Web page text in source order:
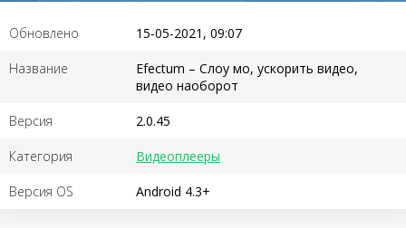
Обновлено 15-05-2021, 09:07
Название
Efectum – Слоу мо, ускорить видео,
видео наоборот
Версия 2.0.45
Категория Видеоплееры
Версия OS Android 4.3+